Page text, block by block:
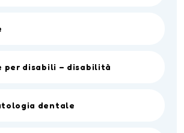
per disabili – disabilità
dentale